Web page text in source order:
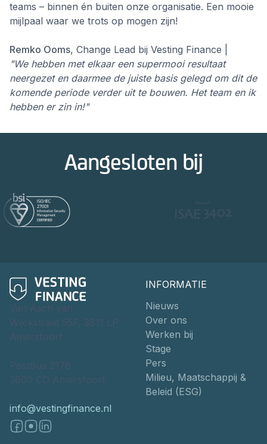
teams – binnen én buiten onze organisatie. Een mooie
mijlpaal waar we trots op mogen zijn!
Remko Ooms, Change Lead bij Vesting Finance |
"We hebben met elkaar een supermooi resultaat
neergezet en daarmee de juiste basis gelegd om dit de
komende periode verder uit te bouwen. Het team en ik
hebben er zin in!"
Aangesloten bij
Van Asch van
Wijckstraat 55F, 3811 LP
Amersfoort
Postbus 2178
3800 CD Amersfoort
info@vestingfinance.nl
INFORMATIE
Nieuws
Over ons
Werken bij
Stage
Pers
Milieu, Maatschappij &
Beleid (ESG)